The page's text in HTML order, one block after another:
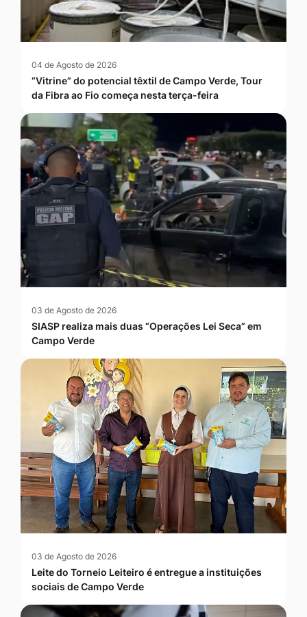
04 de Agosto de 2026
“Vitrine” do potencial têxtil de Campo Verde, Tour
da Fibra ao Fio começa nesta terça-feira
03 de Agosto de 2026
SIASP realiza mais duas “Operações Lei Seca” em
Campo Verde
03 de Agosto de 2026
Leite do Torneio Leiteiro é entregue a instituições
sociais de Campo Verde